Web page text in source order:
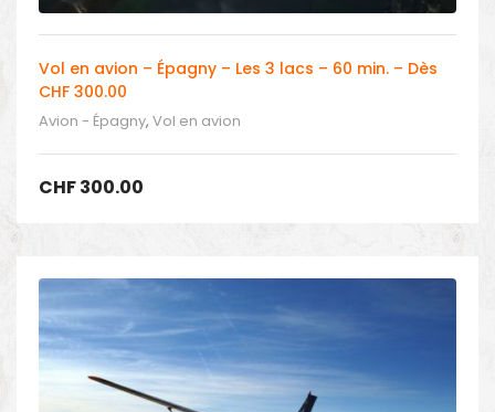
Vol en avion – Épagny – Les 3 lacs – 60 min. – Dès
CHF 300.00
Avion - Épagny, Vol en avion
CHF300.00